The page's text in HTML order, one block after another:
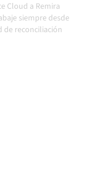
Cloud a Remira
siempre desde
de reconciliación